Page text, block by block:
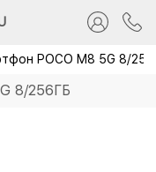
POCO M8 5G 8/
8/256ГБ